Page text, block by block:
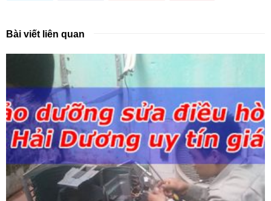
Bài viết liên quan